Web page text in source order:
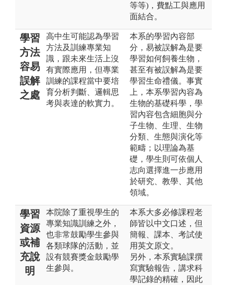
等等)，費點工與應用
面結合。
學習
方法
容易
誤解
之處
高中生可能認為學習
方法及訓練專業知
識，跟未來生活上沒
有實際應用，但專業
訓練的課程當中要培
育分析判斷、邏輯思
考與表達的軟實力。
本系的學習內容部
分，易被誤解為是要
學習如何飼養生物，
甚至有被誤解為是要
學習生命禮儀。事實
上，本系學習內容為
生物的基礎科學，學
習內容包含細胞與分
子生物、生理、生物
分類、生態與演化等
範疇；以理論為基
礎，學生則可依個人
志向選擇進一步應用
於研究、教學、其他
領域。
學習
資源
或補
充說
明
本院除了重視學生的
專業知識訓練之外，
也非常鼓勵學生參與
各類球隊的活動，並
設有競賽獎金鼓勵學
生參與。
本系大多必修課程老
師皆以中文口述，但
簡報、課本、考試使
用英文原文。
另外，本系實驗課撰
寫實驗報告，講求科
學記錄的精確，因此